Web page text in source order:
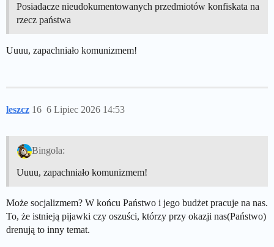
Posiadacze nieudokumentowanych przedmiotów konfiskata na
rzecz państwa
Uuuu, zapachniało komunizmem!
leszcz 6 Lipiec 2026 14:53
16
Bingola:
Uuuu, zapachniało komunizmem!
Może socjalizmem? W końcu Państwo i jego budżet pracuje na nas.
To, że istnieją pijawki czy oszuści, którzy przy okazji nas(Państwo)
drenują to inny temat.